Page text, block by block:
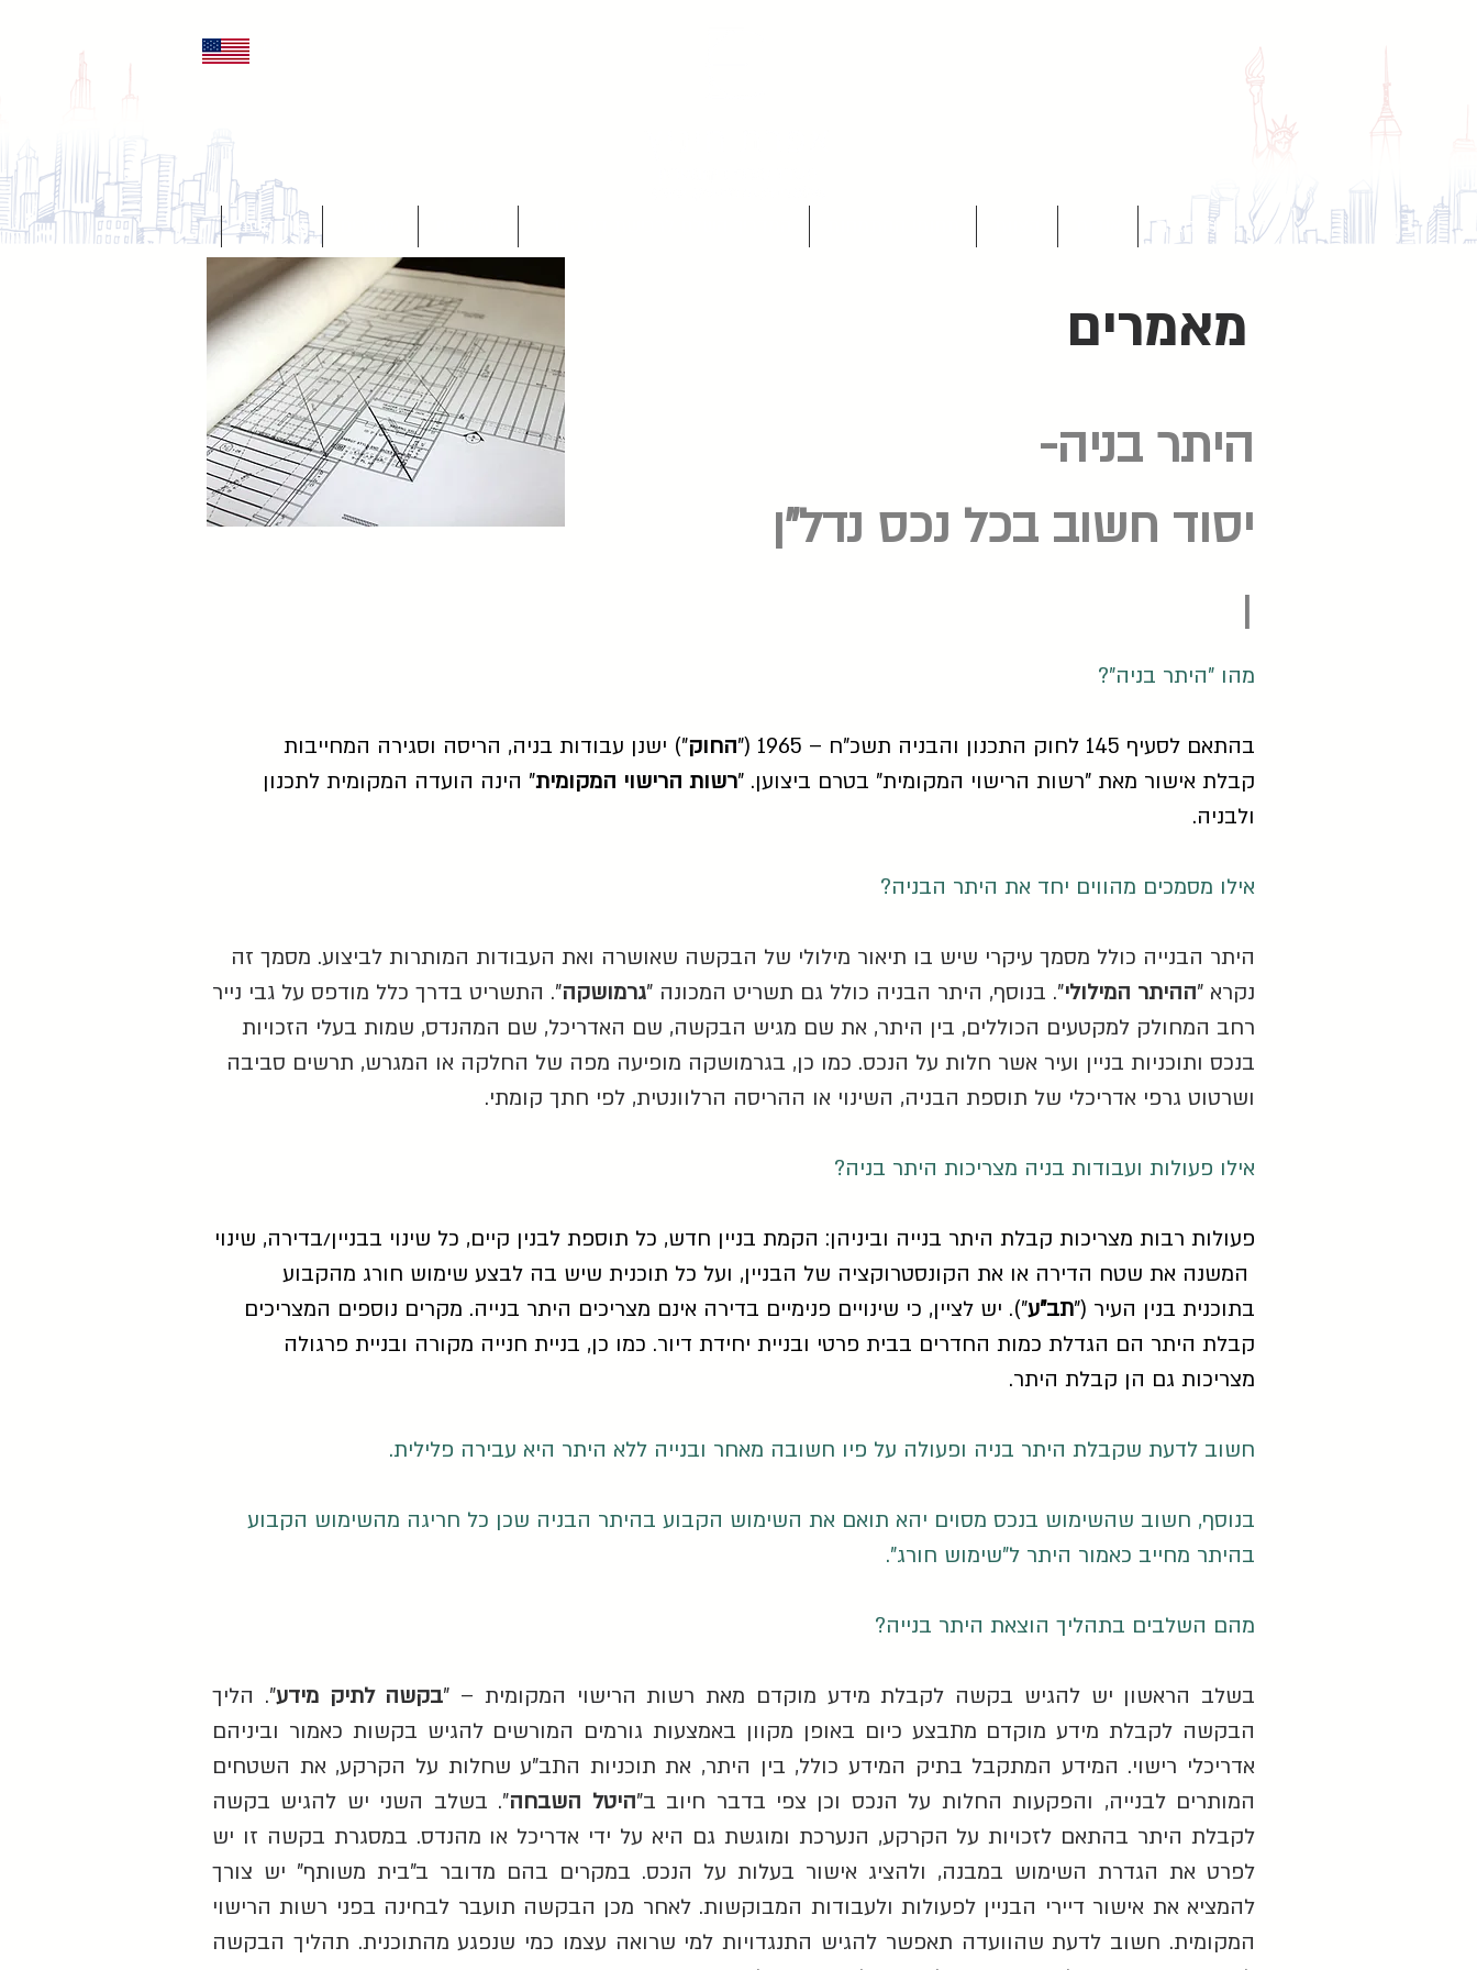
עמוד הבית צור קשר
מאמרים
היתר בניה-
יסוד חשוב בכל נכס נדל"ן
ן
מהו "היתר בניה"?
בהתאם לסעיף 145 לחוק התכנון והבניה תשכ"ח – 1965 (" החוק") ישנן עבודות בניה, הריסה וסגירה המחייבות
קבלת אישור מאת "רשות הרישוי המקומית" בטרם ביצוען. "רשות הרישוי המקומית" הינה הועדה המקומית לתכנון
ולבניה.
אילו מסמכים מהווים יחד את היתר הבניה?
היתר הבנייה כולל מסמך עיקרי שיש בו תיאור מילולי של הבקשה שאושרה ואת העבודות המותרות לביצוע. מסמך זה
נקרא "ההיתר המילולי". בנוסף, היתר הבניה כולל גם תשריט המכונה "גרמושקה". התשריט בדרך כלל מודפס על גבי נייר
רחב המחולק למקטעים הכוללים, בין היתר, את שם מגיש הבקשה, שם האדריכל, שם המהנדס, שמות בעלי הזכויות
בנכס ותוכניות בניין ועיר אשר חלות על הנכס. כמו כן, בגרמושקה מופיעה מפה של החלקה או המגרש, תרשים סביבה
ושרטוט גרפי אדריכלי של תוספת הבניה, השינוי או ההריסה הרלוונטית, לפי חתך קומתי.
אילו פעולות ועבודות בניה מצריכות היתר בניה?
פעולות רבות מצריכות קבלת היתר בנייה וביניהן: הקמת בניין חדש, כל תוספת לבנין קיים, כל שינוי בבניין/בדירה, שינוי
המשנה את שטח הדירה או את הקונסטרוקציה של הבניין, ועל כל תוכנית שיש בה לבצע שימוש חורג מהקבוע
בתוכנית בנין העיר ("תב"ע"). יש לציין, כי שינויים פנימיים בדירה אינם מצריכים היתר בנייה. מקרים נוספים המצריכים
קבלת היתר הם הגדלת כמות החדרים בבית פרטי ובניית יחידת דיור. כמו כן, בניית חנייה מקורה ובניית פרגולה
מצריכות גם הן קבלת היתר.
חשוב לדעת שקבלת היתר בניה ופעולה על פיו חשובה מאחר ובנייה ללא היתר היא עבירה פלילית.
בנוסף, חשוב שהשימוש בנכס מסוים יהא תואם את השימוש הקבוע בהיתר הבניה שכן כל חריגה מהשימוש הקבוע
בהיתר מחייב כאמור היתר ל"שימוש חורג".
מהם השלבים בתהליך הוצאת היתר בנייה?
בשלב הראשון יש להגיש בקשה לקבלת מידע מוקדם מאת רשות הרישוי המקומית – "בקשה לתיק מידע". הליך
הבקשה לקבלת מידע מוקדם מתבצע כיום באופן מקוון באמצעות גורמים המורשים להגיש בקשות כאמור וביניהם
אדריכלי רישוי. המידע המתקבל בתיק המידע כולל, בין היתר, את תוכניות התב"ע שחלות על הקרקע, את השטחים
המותרים לבנייה, והפקעות החלות על הנכס וכן צפי בדבר חיוב ב"היטל השבחה". בשלב השני יש להגיש בקשה
לקבלת היתר בהתאם לזכויות על הקרקע, הנערכת ומוגשת גם היא על ידי אדריכל או מהנדס. במסגרת בקשה זו יש
לפרט את הגדרת השימוש במבנה, ולהציג אישור בעלות על הנכס. במקרים בהם מדובר ב"בית משותף" יש צורך
להמציא את אישור דיירי הבניין לפעולות ולעבודות המבוקשות. לאחר מכן הבקשה תועבר לבחינה בפני רשות הרישוי
המקומית. חשוב לדעת שהוועדה תאפשר להגיש התנגדויות למי שרואה עצמו כמי שנפגע מהתוכנית. תהליך הבקשה